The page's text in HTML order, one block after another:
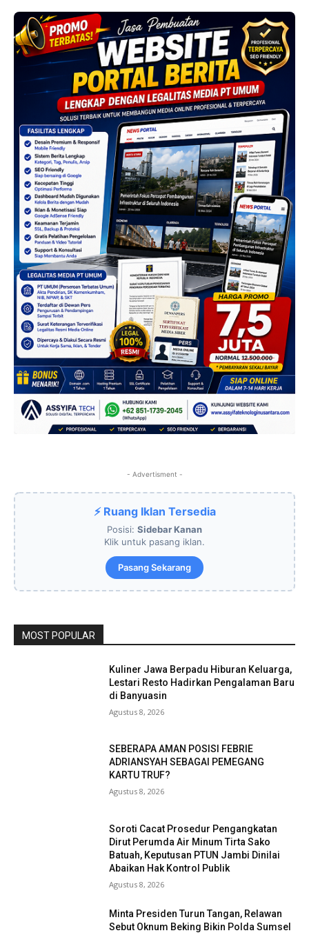
- Advertisment -
⚡ Ruang Iklan Tersedia
Posisi: Sidebar Kanan
Klik untuk pasang iklan.
Pasang Sekarang
MOST POPULAR
Kuliner Jawa Berpadu Hiburan Keluarga,
Lestari Resto Hadirkan Pengalaman Baru
di Banyuasin
Agustus 8, 2026
SEBERAPA AMAN POSISI FEBRIE
ADRIANSYAH SEBAGAI PEMEGANG
KARTU TRUF?
Agustus 8, 2026
Soroti Cacat Prosedur Pengangkatan
Dirut Perumda Air Minum Tirta Sako
Batuah, Keputusan PTUN Jambi Dinilai
Abaikan Hak Kontrol Publik
Agustus 8, 2026
Minta Presiden Turun Tangan, Relawan
Sebut Oknum Beking Bikin Polda Sumsel